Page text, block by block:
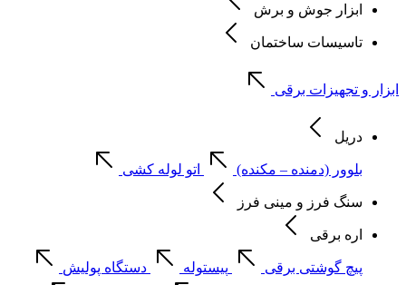
ابزار جوش و برش
تاسیسات ساختمان
ابزار و تجهیزات برقی
دریل
بلوور (دمنده – مکنده) اتو لوله کشی
سنگ فرز و مینی فرز
اره برقی
پیچ گوشتی برقی پیستوله دستگاه پولیش